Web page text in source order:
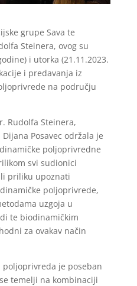
grupe Sava te
Steinera, ovog su
i utorka (21.11.2023.
i predavanja iz
na području
Rudolfa Steinera,
Posavec održala je
poljoprivredne
svi sudionici
priliku upoznati
poljoprivrede,
uzgoja u
te biodinamičkim
za ovakav način
je poseban
temelji na kombinaciji